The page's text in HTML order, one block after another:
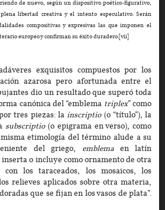
de nuevo, según un dispositivo poético-figurativo,
libertad creativa y el intento especulativo. Serán
compositivas y expresivas las que imponen el
europeo y confirman su éxito duradero.[vii]
exquisitos compuestos por los
azarosa pero afortunada entre el
dio un resultado que superó toda
canónica del “emblema triplex” como
tres piezas: lainscriptio (o “título”), la
subscriptio(o epigrama en verso), como
etimología del término alude a su
del griego, emblema en latín
inserta o incluye como ornamento de otra
los taraceados, los mosaicos, los
relieves aplicados sobre otra materia,
que se fijan en los vasos de plata”.